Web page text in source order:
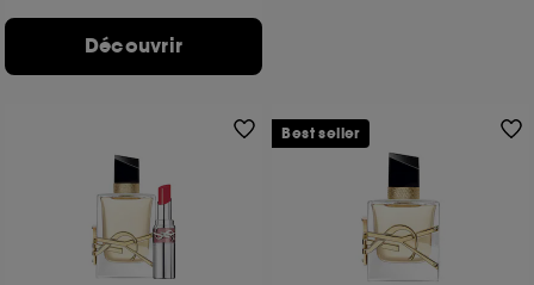
Découvrir
Best seller